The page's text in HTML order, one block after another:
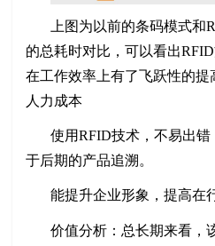
上图为以前的条码模式
的总耗时对比，可以看出
在工作效率上有了飞跃性的
人力成本
使用RFID技术，不易出
于后期的产品追溯。
能提升企业形象，提高在
价值分析：总长期来看，